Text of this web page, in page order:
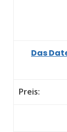
Das